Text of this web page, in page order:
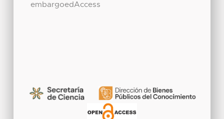
embargoedAccess